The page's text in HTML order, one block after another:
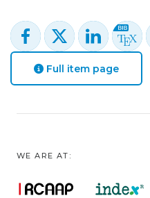
Full item page
WE ARE AT: